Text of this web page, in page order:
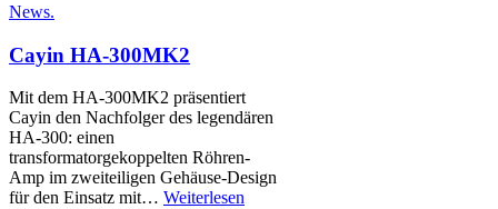
News.
Cayin HA-300MK2
Mit dem HA-300MK2 präsentiert
Cayin den Nachfolger des legendären
HA-300: einen
transformatorgekoppelten Röhren-
Amp im zweiteiligen Gehäuse-Design
für den Einsatz mit… Weiterlesen